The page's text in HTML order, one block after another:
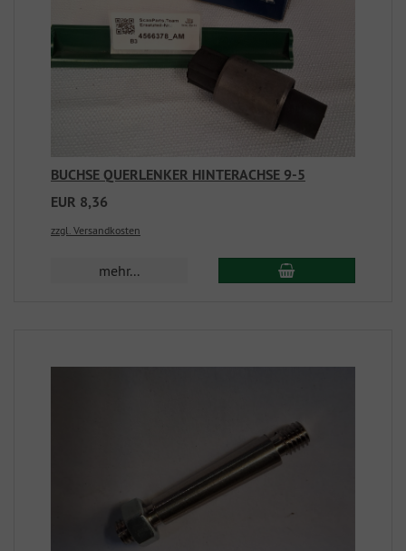
BUCHSE QUERLENKER HINTERACHSE 9-5
EUR 8,36
zzgl. Versandkosten
mehr...